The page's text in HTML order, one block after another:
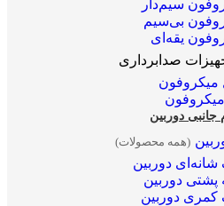
سیم‌دار
بی‌سیم
یقه‌ای
صدابرداری
میکروفون
میکروفون
جانبی دوربین
(همه محصولات)
دوربین
پشتی دوربین
دوربین